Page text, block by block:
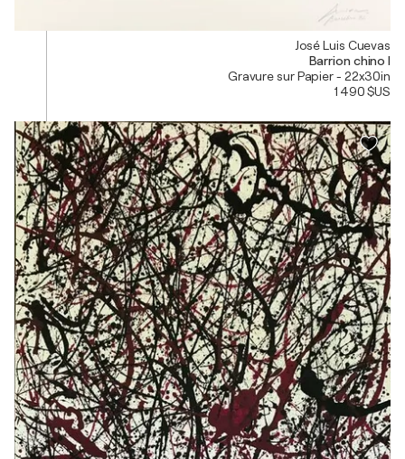
José Luis Cuevas
Barrion chino I
Gravure sur Papier - 22x30in
1 490 $US